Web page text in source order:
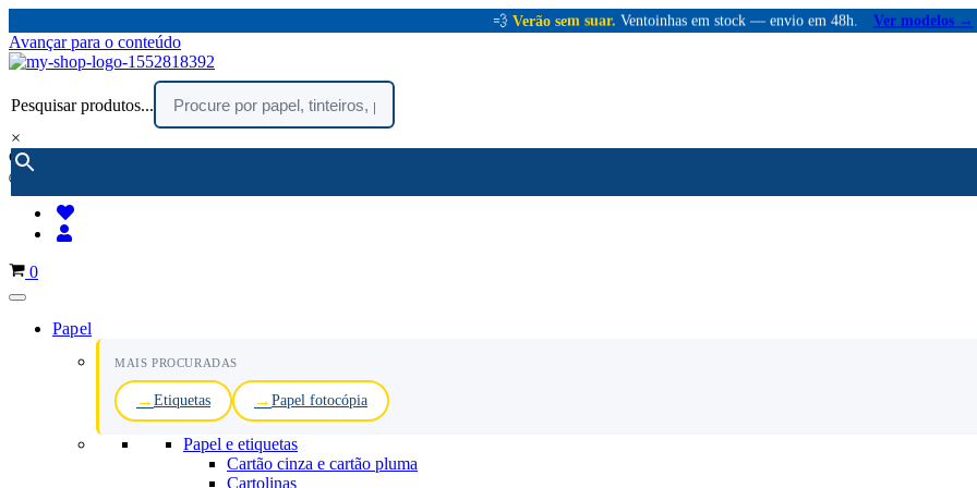
💨 Verão sem suar. Ventoinhas em stock — envio em 48h. Ver modelos →
Avançar para o conteúdo
Pesquisar produtos...
×
encomendar por telefone :
(chamada rede fixa nacional)
Carrinho
0
Papel
MAIS PROCURADAS
Etiquetas Papel fotocópia
Papel e etiquetas
Cartão cinza e cartão pluma
Cartolinas